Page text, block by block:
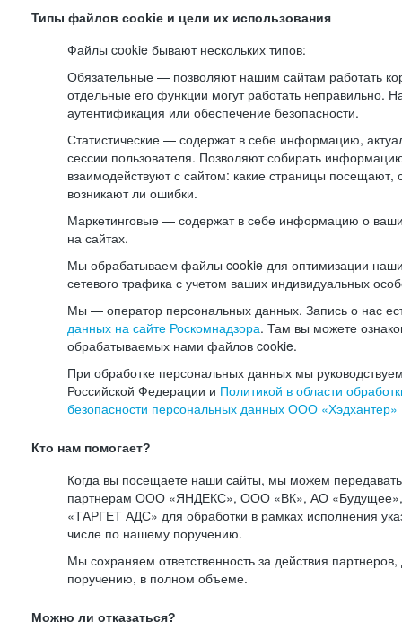
Типы файлов cookie и цели их использования
Файлы cookie бывают нескольких типов:
Обязательные — позволяют нашим сайтам работать
отдельные его функции могут работать неправильно.
аутентификация или обеспечение безопасности.
Статистические — содержат в себе информацию,
сессии пользователя. Позволяют собирать
взаимодействуют с сайтом: какие страницы посещают,
возникают ли ошибки.
Маркетинговые — содержат в себе информацию о
на сайтах.
Мы обрабатываем файлы cookie для оптимизации
сетевого трафика с учетом ваших индивидуальных
Мы — оператор персональных данных. Запись о нас
данных на сайте Роскомнадзора. Там вы можете
обрабатываемых нами файлов cookie.
При обработке персональных данных мы
Российской Федерации и Политикой в области
безопасности персональных данных ООО «Хэдхантер»
Кто нам помогает?
Когда вы посещаете наши сайты, мы можем
партнерам ООО «ЯНДЕКС», ООО «ВК», АО
«ТАРГЕТ АДС» для обработки в рамках исполнения
числе по нашему поручению.
Мы сохраняем ответственность за действия
поручению, в полном объеме.
Можно ли отказаться?